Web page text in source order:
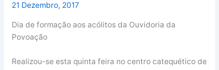
21 Dezembro, 2017
Dia de formação aos acólitos da Ouvidoria da
Povoação
Realizou-se esta quinta feira no centro catequético de